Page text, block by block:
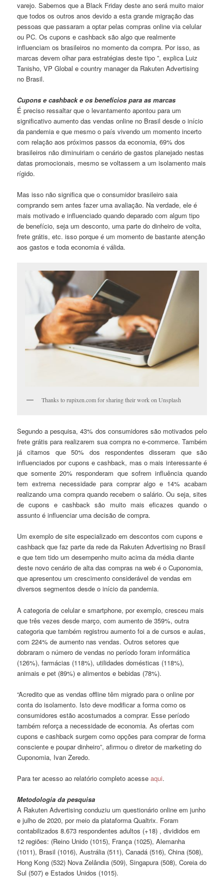
varejo. Sabemos que a Black Friday deste ano será muito maior
que todos os outros anos devido a esta grande migração das
pessoas que passaram a optar pelas compras online via celular
ou PC. Os cupons e cashback são algo que realmente
influenciam os brasileiros no momento da compra. Por isso, as
marcas devem olhar para estratégias deste tipo ”, explica Luiz
Tanisho, VP Global e country manager da Rakuten Advertising
no Brasil.
Cupons e cashback e os benefícios para as marcas
É preciso ressaltar que o levantamento apontou para um
significativo aumento das vendas online no Brasil desde o início
da pandemia e que mesmo o país vivendo um momento incerto
com relação aos próximos passos da economia, 69% dos
brasileiros não diminuiriam o cenário de gastos planejado nestas
datas promocionais, mesmo se voltassem a um isolamento mais
rígido.
Mas isso não significa que o consumidor brasileiro saia
comprando sem antes fazer uma avaliação. Na verdade, ele é
mais motivado e influenciado quando deparado com algum tipo
de benefício, seja um desconto, uma parte do dinheiro de volta,
frete grátis, etc. isso porque é um momento de bastante atenção
aos gastos e toda economia é válida.
Thanks to rupixen.com for sharing their work on Unsplash
Segundo a pesquisa, 43% dos consumidores são motivados pelo
frete grátis para realizarem sua compra no e-commerce. Também
já citamos que 50% dos respondentes disseram que são
influenciados por cupons e cashback, mas o mais interessante é
que somente 20% responderam que sofrem influência quando
tem extrema necessidade para comprar algo e 14% acabam
realizando uma compra quando recebem o salário. Ou seja, sites
de cupons e cashback são muito mais eficazes quando o
assunto é influenciar uma decisão de compra.
Um exemplo de site especializado em descontos com cupons e
cashback que faz parte da rede da Rakuten Advertising no Brasil
e que tem tido um desempenho muito acima da média diante
deste novo cenário de alta das compras na web é o Cuponomia,
que apresentou um crescimento considerável de vendas em
diversos segmentos desde o início da pandemia.
A categoria de celular e smartphone, por exemplo, cresceu mais
que três vezes desde março, com aumento de 359%, outra
categoria que também registrou aumento foi a de cursos e aulas,
com 224% de aumento nas vendas. Outros setores que
dobraram o número de vendas no período foram informática
(126%), farmácias (118%), utilidades domésticas (118%),
animais e pet (89%) e alimentos e bebidas (78%).
“Acredito que as vendas offline têm migrado para o online por
conta do isolamento. Isto deve modificar a forma como os
consumidores estão acostumados a comprar. Esse período
também reforça a necessidade de economia. As ofertas com
cupons e cashback surgem como opções para comprar de forma
consciente e poupar dinheiro”, afirmou o diretor de marketing do
Cuponomia, Ivan Zeredo.
Para ter acesso ao relatório completo acesse aqui.
Metodologia da pesquisa
A Rakuten Advertising conduziu um questionário online em junho
e julho de 2020, por meio da plataforma Qualtrix. Foram
contabilizados 8.673 respondentes adultos (+18) , divididos em
12 regiões: (Reino Unido (1015), França (1025), Alemanha
(1011), Brasil (1016), Austrália (511), Canadá (516), China (508),
Hong Kong (532) Nova Zelândia (509), Singapura (508), Coreia do
Sul (507) e Estados Unidos (1015).